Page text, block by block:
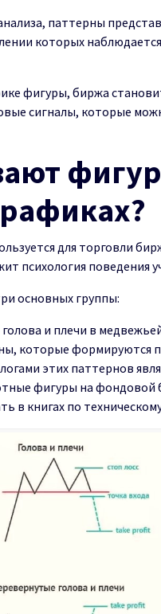
паттерны
которых
фигуры, биржа
сигналы, которые
для торговли
психология поведения
основных группы:
и плечи в
которые формируются
этих паттернов
фигуры на фондовой
в книгах по